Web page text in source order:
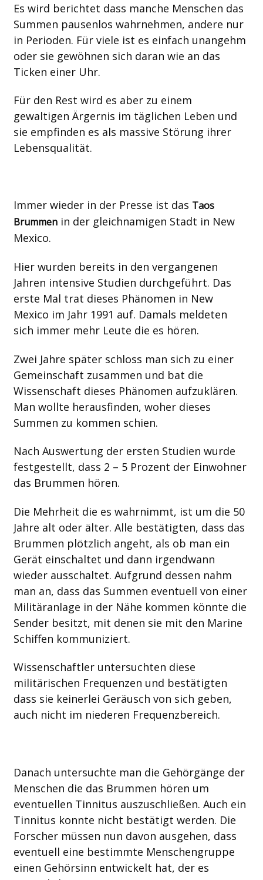
Es wird berichtet dass manche Menschen das
Summen pausenlos wahrnehmen, andere nur
in Perioden. Für viele ist es einfach unangehm
oder sie gewöhnen sich daran wie an das
Ticken einer Uhr.
Für den Rest wird es aber zu einem
gewaltigen Ärgernis im täglichen Leben und
sie empfinden es als massive Störung ihrer
Lebensqualität.
Immer wieder in der Presse ist das Taos
Brummenin der gleichnamigen Stadt in New
Mexico.
Hier wurden bereits in den vergangenen
Jahren intensive Studien durchgeführt. Das
erste Mal trat dieses Phänomen in New
Mexico im Jahr 1991 auf. Damals meldeten
sich immer mehr Leute die es hören.
Zwei Jahre später schloss man sich zu einer
Gemeinschaft zusammen und bat die
Wissenschaft dieses Phänomen aufzuklären.
Man wollte herausfinden, woher dieses
Summen zu kommen schien.
Nach Auswertung der ersten Studien wurde
festgestellt, dass 2 – 5 Prozent der Einwohner
das Brummen hören.
Die Mehrheit die es wahrnimmt, ist um die 50
Jahre alt oder älter. Alle bestätigten, dass das
Brummen plötzlich angeht, als ob man ein
Gerät einschaltet und dann irgendwann
wieder ausschaltet. Aufgrund dessen nahm
man an, dass das Summen eventuell von einer
Militäranlage in der Nähe kommen könnte die
Sender besitzt, mit denen sie mit den Marine
Schiffen kommuniziert.
Wissenschaftler untersuchten diese
militärischen Frequenzen und bestätigten
dass sie keinerlei Geräusch von sich geben,
auch nicht im niederen Frequenzbereich.
Danach untersuchte man die Gehörgänge der
Menschen die das Brummen hören um
eventuellen Tinnitus auszuschließen. Auch ein
Tinnitus konnte nicht bestätigt werden. Die
Forscher müssen nun davon ausgehen, dass
eventuell eine bestimmte Menschengruppe
einen Gehörsinn entwickelt hat, der es